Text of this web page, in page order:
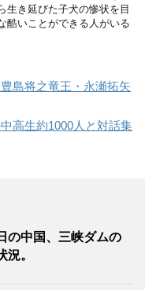
生き延びた子犬の惨状を目
酷いことができる人がいる
島将之竜王・永瀬拓矢
高生約1000人と対話集
の中国、三峡ダムの
。